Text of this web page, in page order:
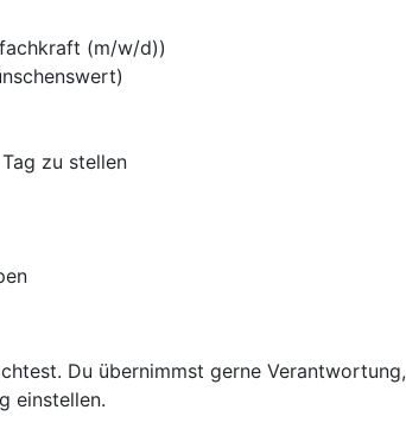
(m/w/d))
zu stellen
Du übernimmst gerne Verantwortung,
einstellen.